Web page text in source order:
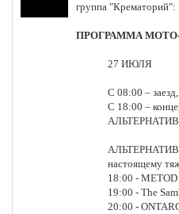
группа "Крематорий":
ПРОГРАММА
27 ИЮЛЯ
С 08:00 –
С 18:00 –
настоящему
18:00 -
19:00 - The
20:00 -